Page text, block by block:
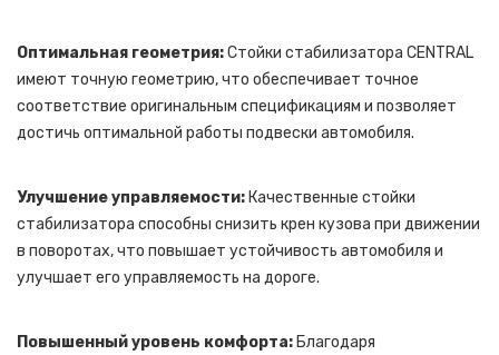
Оптимальная геометрия:Стойки стабилизатора CENTRAL
имеют точную геометрию, что обеспечивает точное
соответствие оригинальным спецификациям и позволяет
достичь оптимальной работы подвески автомобиля.
Улучшение управляемости: Качественные стойки
стабилизатора способны снизить крен кузова при движении
в поворотах, что повышает устойчивость автомобиля и
улучшает его управляемость на дороге.
Повышенный уровень комфорта: Благодаря